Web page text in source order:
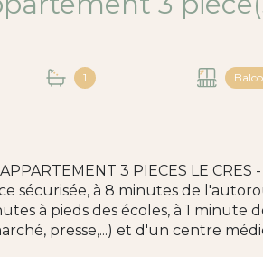
1
3 PIECES LE
sécurisée, à 8 minutes de
à pieds des écoles, à 1
presse,...) et d'un centre